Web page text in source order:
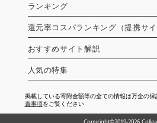
ランキング
還元率コスパランキング（提携サイ
おすすめサイト解説
人気の特集
掲載している寄附金額等の全ての情報は万全の
責事項をご覧ください